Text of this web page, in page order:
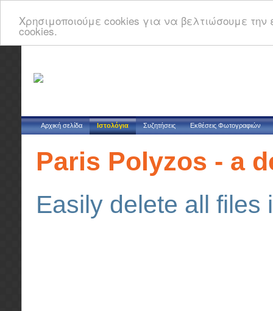
Χρησιμοποιούμε cookies για να βελτιώσουμε
cookies.
Αρχική σελίδα Ιστολόγια Συζητήσεις Εκθέσεις Φωτογραφιών
Paris Polyzos - a
Easily delete all files